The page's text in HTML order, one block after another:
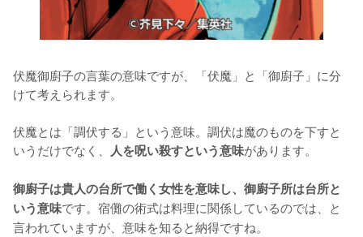
伏魔御廚子の言葉の意味ですが、「伏魔」と「御廚子」に分
けて考えられます。
伏魔とは「調伏する」という意味。調伏は魔のものを下すと
いうだけでなく、 人を呪い殺すという意味があります。
御廚子は貴人の台所で働く女性を意味し、御廚子所は台所と
いう意味です。宿儺の術式は料理に関係しているのでは、と
言われていますが、意味を知ると納得ですね。